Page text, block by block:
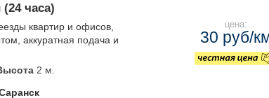
часа)
квартир и офисов,
аккуратная подача и
2 м.
цена:
30 руб/